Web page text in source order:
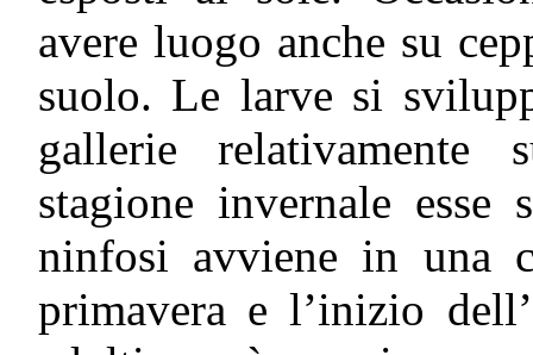
avere luogo anche su
suolo. Le larve si
gallerie relativamente
stagione invernale
ninfosi avviene in una
primavera e l’inizio